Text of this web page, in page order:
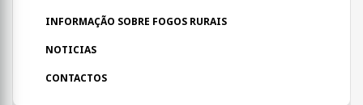
INFORMAÇÃO SOBRE FOGOS RURAIS
NOTICIAS
CONTACTOS